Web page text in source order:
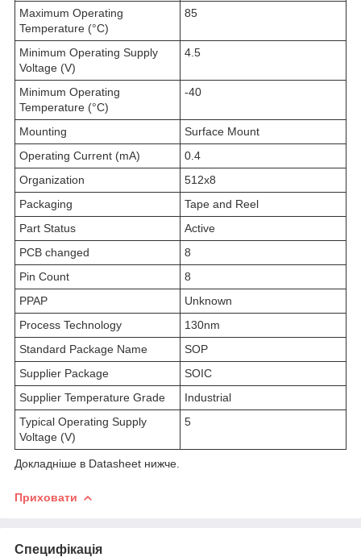
Maximum Operating
Temperature (°C)
85
Minimum Operating Supply
Voltage (V)
4.5
Minimum Operating
Temperature (°C)
-40
Mounting
Surface Mount
Operating Current (mA)
0.4
Organization
512x8
Packaging
Tape and Reel
Part Status
Active
PCB changed
8
Pin Count
8
PPAP
Unknown
Process Technology
130nm
Standard Package Name
SOP
Supplier Package
SOIC
Supplier Temperature Grade
Industrial
Typical Operating Supply
Voltage (V)
5
Докладніше в Datasheet нижче.
Приховати
Специфікація